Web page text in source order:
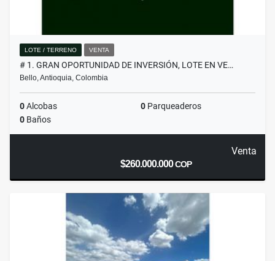
LOTE / TERRENO VENTA
# 1. GRAN OPORTUNIDAD DE INVERSIÓN, LOTE EN VE…
Bello, Antioquia, Colombia
0Alcobas 0 Parqueaderos
0 Baños
Venta
$260.000.000COP